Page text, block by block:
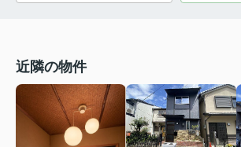
近隣の物件